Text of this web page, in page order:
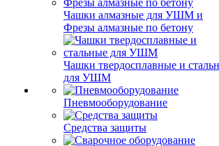
Чашки алмазные для УШМ и
Фрезы алмазные по бетону
Чашки твердосплавные и
для УШМ
Пневмооборудование
Средства защиты